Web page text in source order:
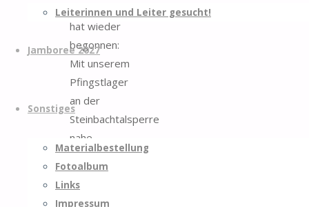
Leiterinnen und Leiter gesucht!
Jamboree 2027
Sonstiges
Materialbestellung
Fotoalbum
Links
Impressum
Zeit im Jahr
hat wieder
begonnen:
Mit unserem
Pfingstlager
an der
Steinbachtalsperre
nahe
Euskirchen
haben wir
die